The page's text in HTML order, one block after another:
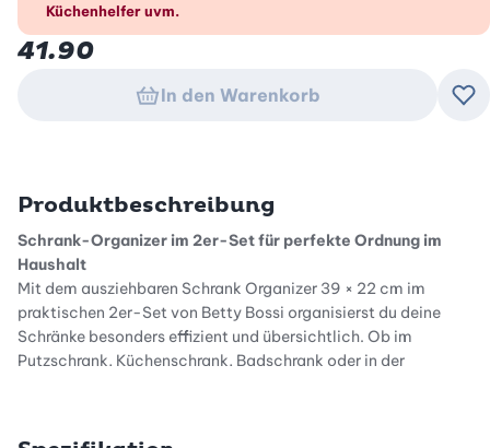
Küchenhelfer uvm.
41.90
In den Warenkorb
Produktbeschreibung
Schrank-Organizer im 2er-Set für perfekte Ordnung im
Haushalt
Mit dem ausziehbaren Schrank Organizer 39 × 22 cm im
praktischen 2er-Set von Betty Bossi organisierst du deine
Schränke besonders effizient und übersichtlich. Ob im
Putzschrank, Küchenschrank, Badschrank oder in der